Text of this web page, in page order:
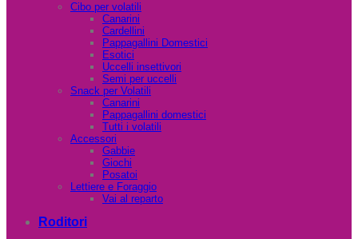
Cibo per volatili
Canarini
Cardellini
Pappagallini Domestici
Esotici
Uccelli insettivori
Semi per uccelli
Snack per Volatili
Canarini
Pappagallini domestici
Tutti i volatili
Accessori
Gabbie
Giochi
Posatoi
Lettiere e Foraggio
Vai al reparto
Roditori